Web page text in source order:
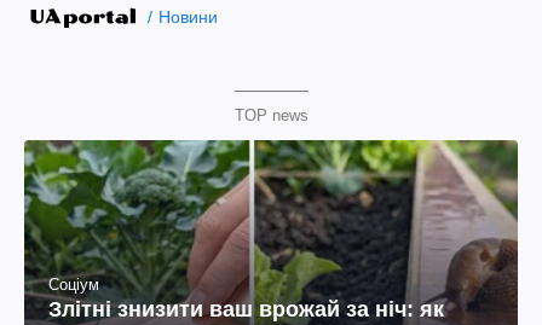
Новини
TOP news
Соціум
Злітні знизити ваш врожай за ніч: як